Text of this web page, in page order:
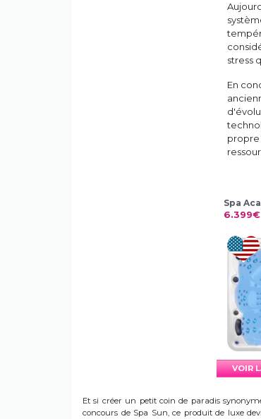
stress
En
propre
Spa
6.399€
VOIR
Et si créer un petit coin de paradis
concours de Spa Sun, ce produit de luxe